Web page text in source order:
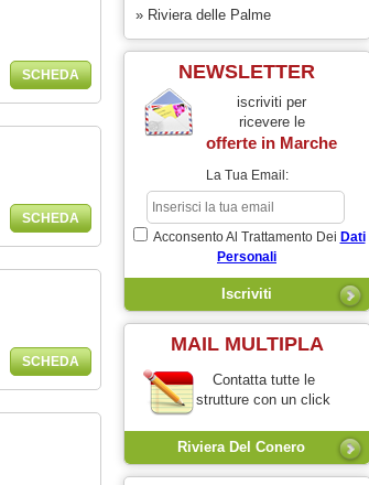
SCHEDA
SCHEDA
SCHEDA
» Riviera delle Palme
NEWSLETTER
iscriviti per
ricevere le
offerte in Marche
La Tua Email:
Acconsento Al Trattamento Dei Dati
Personali
MAIL MULTIPLA
Contatta tutte le
strutture con un click
Riviera Del Conero